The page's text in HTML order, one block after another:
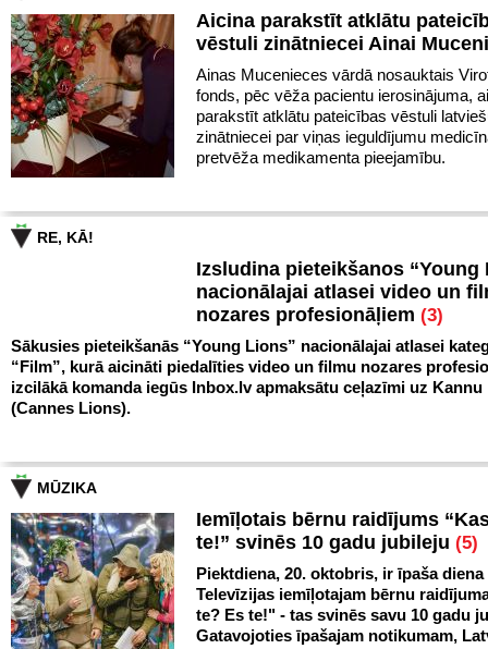
Aicina parakstīt atklātu
vēstuli zinātniecei Ainai
Ainas Mucenieces vārdā nosauktais
fonds, pēc vēža pacientu ierosinājuma,
parakstīt atklātu pateicības vēstuli
zinātniecei par viņas ieguldījumu
pretvēža medikamenta pieejamību.
RE, KĀ!
Izsludina pieteikšanos “Young
nacionālajai atlasei video un
nozares profesionāļiem (3)
Sākusies pieteikšanās “Young Lions” nacionālajai atlasei
“Film”, kurā aicināti piedalīties video un filmu nozares
izcilākā komanda iegūs Inbox.lv apmaksātu ceļazīmi uz Kannu
(Cannes Lions).
MŪZIKA
Iemīļotais bērnu raidījums
te!” svinēs 10 gadu jubileju (5)
Piektdiena, 20. oktobris, ir īpaša
Televīzijas iemīļotajam bērnu
te? Es te!" - tas svinēs savu 10 gadu
Gatavojoties īpašajam notikumam,